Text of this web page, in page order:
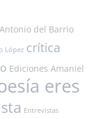
Antonio del Barrio
López crítica
Ediciones Amaniel
eres
Entrevistas